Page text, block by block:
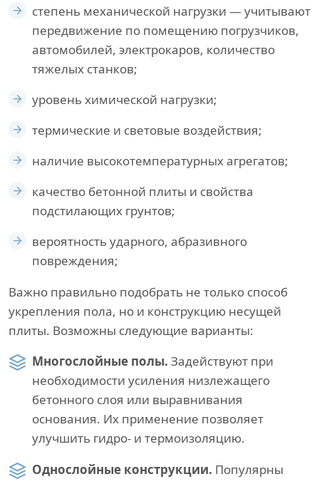
степень механической нагрузки — учитывают
передвижение по помещению погрузчиков,
автомобилей, электрокаров, количество
тяжелых станков;
уровень химической нагрузки;
термические и световые воздействия;
наличие высокотемпературных агрегатов;
качество бетонной плиты и свойства
подстилающих грунтов;
вероятность ударного, абразивного
повреждения;
Важно правильно подобрать не только способ
укрепления пола, но и конструкцию несущей
плиты. Возможны следующие варианты:
Многослойные полы. Задействуют при
необходимости усиления низлежащего
бетонного слоя или выравнивания
основания. Их применение позволяет
улучшить гидро- и термоизоляцию.
Однослойные конструкции. Популярны